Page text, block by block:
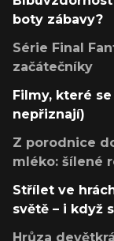
boty zábavy?
Série Final
začátečníky
Filmy, které
nepřiznají)
Z porodnice
mléko: šílené
Střílet ve
světě – i když
Hrůza